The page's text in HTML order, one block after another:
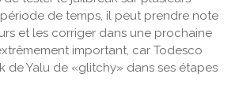
de temps, il peut prendre note
et les corriger dans une prochaine
important, car Todesco
de Yalu de «glitchy» dans ses étapes